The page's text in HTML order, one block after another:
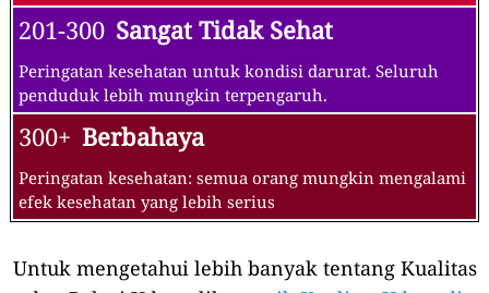
201-300 Sangat Tidak Sehat
Peringatan kesehatan untuk kondisi darurat. Seluruh
penduduk lebih mungkin terpengaruh.
300+ Berbahaya
Peringatan kesehatan: semua orang mungkin mengalami
efek kesehatan yang lebih serius
Untuk mengetahui lebih banyak tentang Kualitas